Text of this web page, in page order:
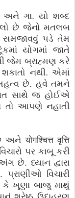
અને ગા. યો શબ્દ
છે જેનો મતલબ
સમજાવવું પડે તેમ
યોગમાં જાતે
જેમ બ્રાહ્મણ કરે
નથી. એમાં
છે. હવે તમને
સાથે જ હોઈએ
તો આપણે નહાતી
वृत्ति
પર કાબૂ કરી
ધ્યાન દ્વારા
વિચારી
કે ખૂણા બાજુ માથું